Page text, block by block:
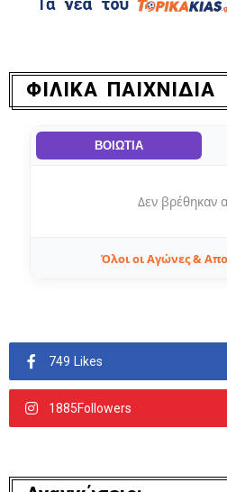
ΦΙΛΙΚΑ ΠΑΙΧΝΙΔΙΑ
ΒΟΙΩΤΙΑ
Δεν βρέθηκαν
Όλοι οι Αγώνες &
749 Likes
1885Followers